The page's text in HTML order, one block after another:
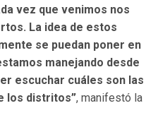
vez que venimos nos
La idea de estos
se puedan poner en
manejando desde
escuchar cuáles son las
los distritos”, manifestó la